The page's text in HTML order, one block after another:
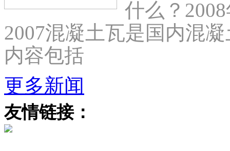
什么？
2007混凝土瓦是国内混
内容包括
更多新闻
友情链接：